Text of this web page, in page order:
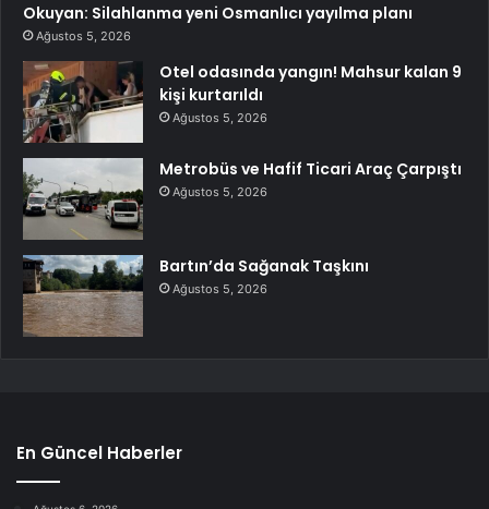
Okuyan: Silahlanma yeni Osmanlıcı yayılma planı
Ağustos 5, 2026
Otel odasında yangın! Mahsur kalan 9
kişi kurtarıldı
Ağustos 5, 2026
Metrobüs ve Hafif Ticari Araç Çarpıştı
Ağustos 5, 2026
Bartın’da Sağanak Taşkını
Ağustos 5, 2026
En Güncel Haberler